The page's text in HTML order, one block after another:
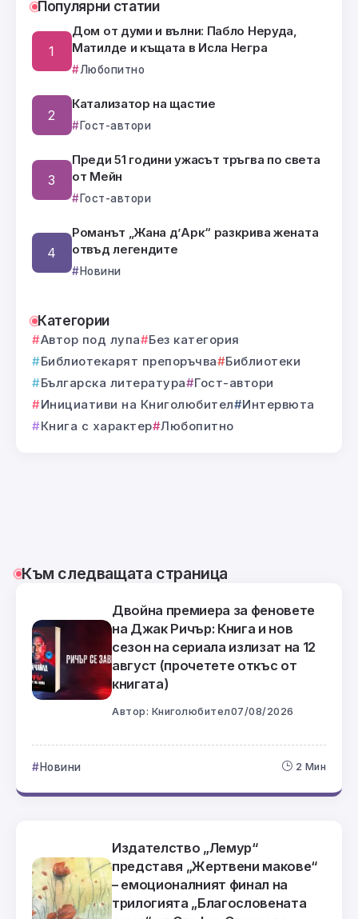
Популярни статии
Дом от думи и вълни: Пабло Неруда,
Матилде и къщата в Исла Негра
Любопитно
Катализатор на щастие
Гост-автори
Преди 51 години ужасът тръгва по света
от Мейн
Гост-автори
Романът „Жана д’Арк“ разкрива жената
отвъд легендите
Новини
Категории
Автор под лупа
Без категория
Библиотекарят препоръчва
Библиотеки
Българска литература
Гост-автори
Инициативи на Книголюбител
Интервюта
Книга с характер Любопитно
Към следващата страница
Двойна премиера за феновете
на Джак Ричър: Книга и нов
сезон на сериала излизат на 12
август (прочетете откъс от
книгата)
Автор: Книголюбител07/08/2026
Новини 2 Мин
Издателство „Лемур“
представя „Жертвени макове“
– емоционалният финал на
трилогията „Благословената